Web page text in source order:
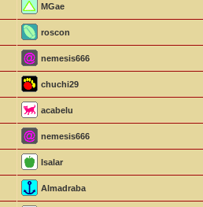
MGae
roscon
nemesis666
chuchi29
acabelu
nemesis666
Isalar
Almadraba